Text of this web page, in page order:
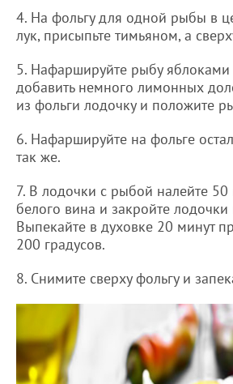
4. На фольгу для одной рыбы в
лук, присыпьте тимьяном, а
5. Нафаршируйте рыбу
добавить немного лимонных
из фольги лодочку и положите
6. Нафаршируйте на фольге
так же.
7. В лодочки с рыбой налейте
белого вина и закройте
Выпекайте в духовке 20 минут
200 градусов.
8. Снимите сверху фольгу и